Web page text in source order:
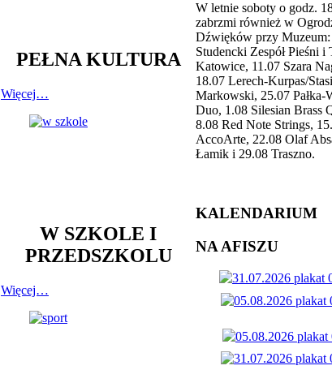
PEŁNA KULTURA
Więcej…
W SZKOLE I
PRZEDSZKOLU
Więcej…
W letnie soboty o godz.
zabrzmi również w
Dźwięków przy
Studencki Zespół Pieśni i
Katowice, 11.07 Szara
18.07 Lerech-Kurpas/
Markowski, 25.07 Pałka-
Duo, 1.08 Silesian Brass
8.08 Red Note Strings,
AccoArte, 22.08 Olaf
Łamik i 29.08 Traszno.
KALENDARIUM
NA AFISZU